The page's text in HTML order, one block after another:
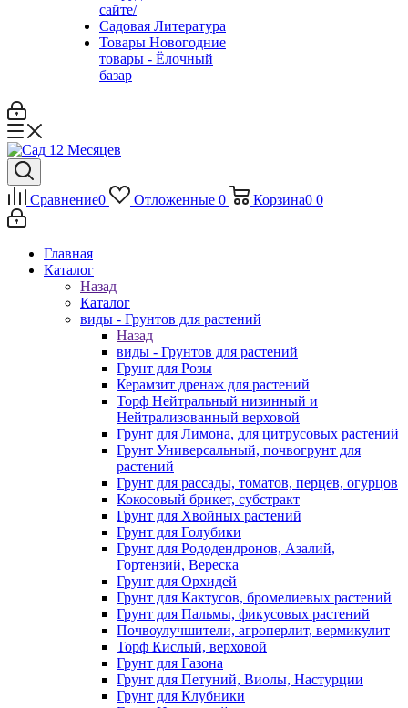
сайте/
Садовая Литература
Товары Новогодние
товары - Ёлочный
базар
Сравнение0 Отложенные 0 Корзина0 0
Главная
Каталог
Назад
Каталог
виды - Грунтов для растений
Назад
виды - Грунтов для растений
Грунт для Розы
Керамзит дренаж для растений
Торф Нейтральный низинный и
Нейтрализованный верховой
Грунт для Лимона, для цитрусовых растений
Грунт Универсальный, почвогрунт для
растений
Грунт для рассады, томатов, перцев, огурцов
Кокосовый брикет, субстракт
Грунт для Хвойных растений
Грунт для Голубики
Грунт для Рододендронов, Азалий,
Гортензий, Вереска
Грунт для Орхидей
Грунт для Кактусов, бромелиевых растений
Грунт для Пальмы, фикусовых растений
Почвоулучшители, агроперлит, вермикулит
Торф Кислый, верховой
Грунт для Газона
Грунт для Петуний, Виолы, Настурции
Грунт для Клубники